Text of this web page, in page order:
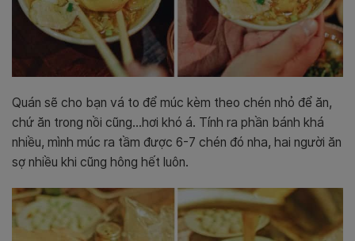
Quán sẽ cho bạn vá to để múc kèm theo chén nhỏ để ăn,
chứ ăn trong nồi cũng…hơi khó á. Tính ra phần bánh khá
nhiều, mình múc ra tầm được 6-7 chén đó nha, hai người ăn
sợ nhiều khi cũng hông hết luôn.